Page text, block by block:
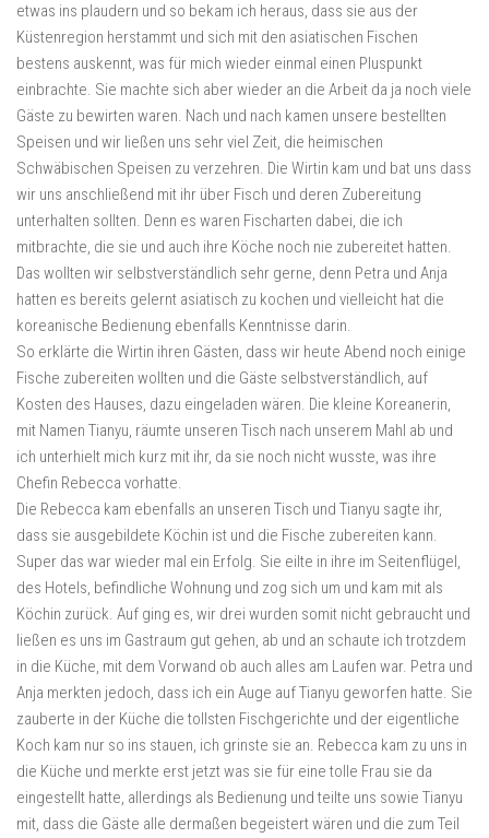
etwas ins plaudern und so bekam ich heraus, dass sie aus der
Küstenregion herstammt und sich mit den asiatischen Fischen
bestens auskennt, was für mich wieder einmal einen Pluspunkt
einbrachte. Sie machte sich aber wieder an die Arbeit da ja noch viele
Gäste zu bewirten waren. Nach und nach kamen unsere bestellten
Speisen und wir ließen uns sehr viel Zeit, die heimischen
Schwäbischen Speisen zu verzehren. Die Wirtin kam und bat uns dass
wir uns anschließend mit ihr über Fisch und deren Zubereitung
unterhalten sollten. Denn es waren Fischarten dabei, die ich
mitbrachte, die sie und auch ihre Köche noch nie zubereitet hatten.
Das wollten wir selbstverständlich sehr gerne, denn Petra und Anja
hatten es bereits gelernt asiatisch zu kochen und vielleicht hat die
koreanische Bedienung ebenfalls Kenntnisse darin.
So erklärte die Wirtin ihren Gästen, dass wir heute Abend noch einige
Fische zubereiten wollten und die Gäste selbstverständlich, auf
Kosten des Hauses, dazu eingeladen wären. Die kleine Koreanerin,
mit Namen Tianyu, räumte unseren Tisch nach unserem Mahl ab und
ich unterhielt mich kurz mit ihr, da sie noch nicht wusste, was ihre
Chefin Rebecca vorhatte.
Die Rebecca kam ebenfalls an unseren Tisch und Tianyu sagte ihr,
dass sie ausgebildete Köchin ist und die Fische zubereiten kann.
Super das war wieder mal ein Erfolg. Sie eilte in ihre im Seitenflügel,
des Hotels, befindliche Wohnung und zog sich um und kam mit als
Köchin zurück. Auf ging es, wir drei wurden somit nicht gebraucht und
ließen es uns im Gastraum gut gehen, ab und an schaute ich trotzdem
in die Küche, mit dem Vorwand ob auch alles am Laufen war. Petra und
Anja merkten jedoch, dass ich ein Auge auf Tianyu geworfen hatte. Sie
zauberte in der Küche die tollsten Fischgerichte und der eigentliche
Koch kam nur so ins stauen, ich grinste sie an. Rebecca kam zu uns in
die Küche und merkte erst jetzt was sie für eine tolle Frau sie da
eingestellt hatte, allerdings als Bedienung und teilte uns sowie Tianyu
mit, dass die Gäste alle dermaßen begeistert wären und die zum Teil